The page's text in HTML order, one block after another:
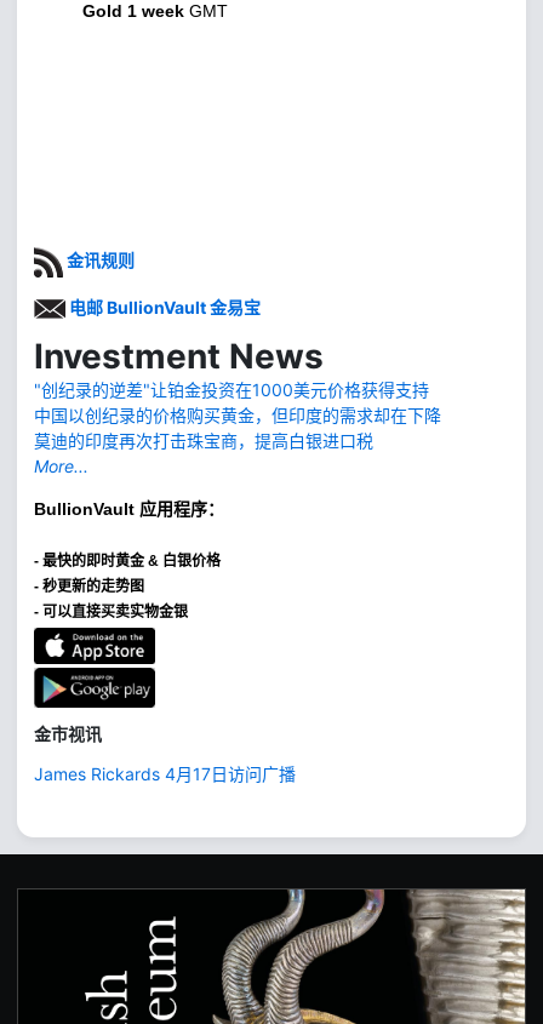
Gold 1 week GMT
金讯规则
电邮 BullionVault 金易宝
Investment News
"创纪录的逆差"让铂金投资在1000美元价格获得支持
中国以创纪录的价格购买黄金，但印度的需求却在下降
莫迪的印度再次打击珠宝商，提高白银进口税
More...
BullionVault 应用程序：
- 最快的即时黄金 & 白银价格
- 秒更新的走势图
- 可以直接买卖实物金银
金市视讯
James Rickards 4月17日访问广播